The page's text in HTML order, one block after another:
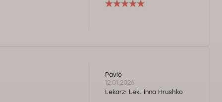
Pavlo
12.01.2026
Lekarz: Lek. Inna Hrushko